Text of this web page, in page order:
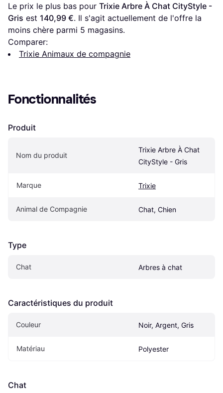
Le prix le plus bas pour Trixie Arbre À Chat CityStyle -
Gris est 140,99 €. Il s'agit actuellement de l'offre la
moins chère parmi 5 magasins.
Comparer:
Trixie Animaux de compagnie
Fonctionnalités
Produit
Nom du produit
Trixie Arbre À Chat
CityStyle - Gris
Marque Trixie
Animal de Compagnie Chat, Chien
Type
Chat Arbres à chat
Caractéristiques du produit
Couleur Noir, Argent, Gris
Matériau Polyester
Chat